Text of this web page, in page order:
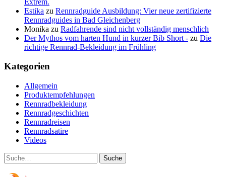
Estika zu Rennradguide Ausbildung: Vier neue zertifizierte
Rennradguides in Bad Gleichenberg
Monika zu Radfahrende sind nicht vollständig menschlich
Der Mythos vom harten Hund in kurzer Bib Short - zu Die
richtige Rennrad-Bekleidung im Frühling
Kategorien
Allgemein
Produktempfehlungen
Rennradbekleidung
Rennradgeschichten
Rennradreisen
Rennradsatire
Videos
Suche